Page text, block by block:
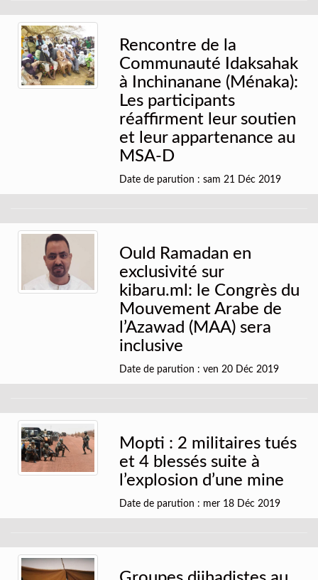
Rencontre de la
Communauté Idaksahak
à Inchinanane (Ménaka):
Les participants
réaffirment leur soutien
et leur appartenance au
MSA-D
Date de parution : sam 21 Déc 2019
Ould Ramadan en
exclusivité sur
kibaru.ml: le Congrès du
Mouvement Arabe de
l’Azawad (MAA) sera
inclusive
Date de parution : ven 20 Déc 2019
Mopti : 2 militaires tués
et 4 blessés suite à
l’explosion d’une mine
Date de parution : mer 18 Déc 2019